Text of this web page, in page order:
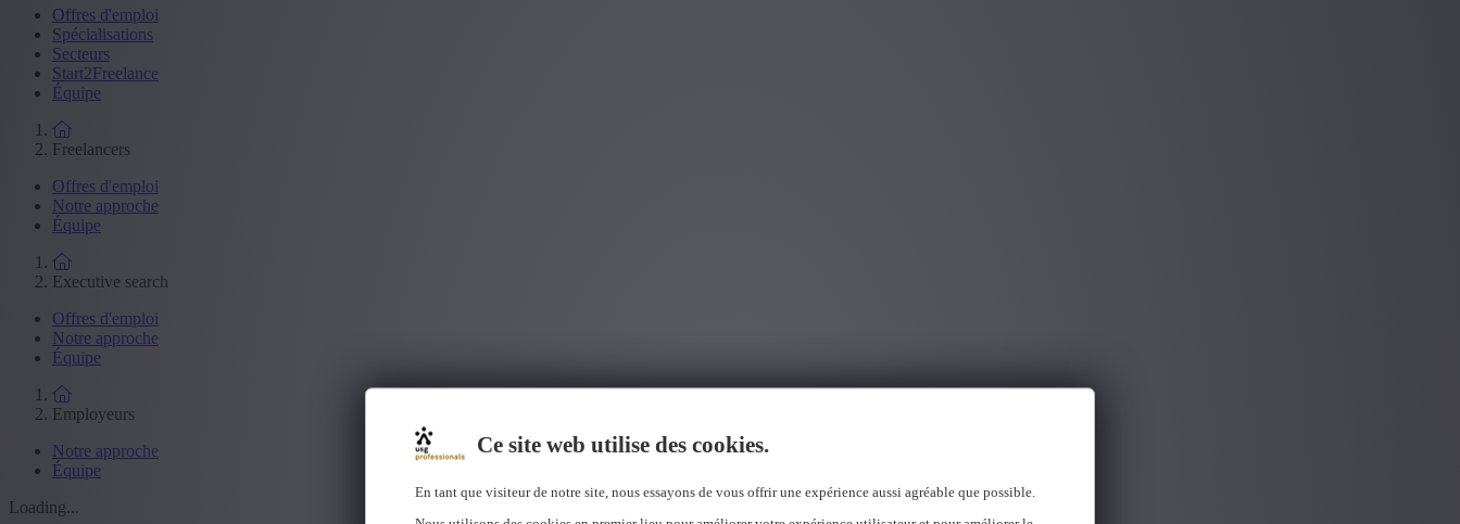
Ce site web utilise des cookies.
En tant que visiteur de notre site, nous essayons de vous offrir une expérience aussi agréable que possible.
Offres d'emploi
Spécialisations
Secteurs
Start2Freelance
Équipe
Freelancers
Offres d'emploi
Notre approche
Équipe
Executive search
Offres d'emploi
Notre approche
Équipe
Employeurs
Notre approche
Équipe
Loading...